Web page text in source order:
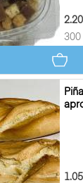
300